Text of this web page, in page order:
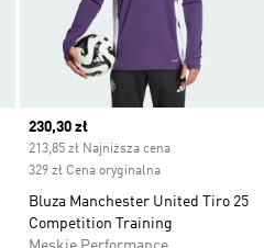
Current price
230,30 zł
213,85 zł Najniższa cena
329 zł Cena oryginalna
Bluza Manchester United Tiro 25
Competition Training